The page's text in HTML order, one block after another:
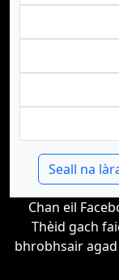
Seall na
Chan eil
Thèid gach
bhrobhsair